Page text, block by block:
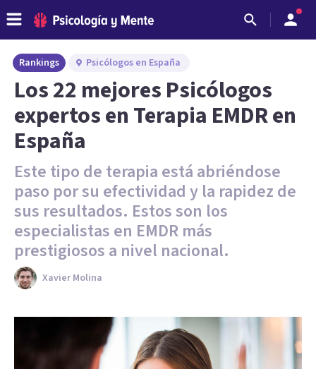
Rankings Psicólogos en España
Los 22 mejores Psicólogos
expertos en Terapia EMDR en
España
Este tipo de terapia está abriéndose
paso por su efectividad y la rapidez de
sus resultados. Estos son los
especialistas en EMDR más
prestigiosos a nivel nacional.
Xavier Molina